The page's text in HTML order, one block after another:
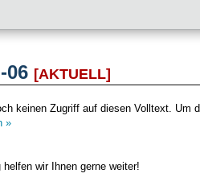
06 [AKTUELL]
keinen Zugriff auf diesen Volltext.
»
wir Ihnen gerne weiter!